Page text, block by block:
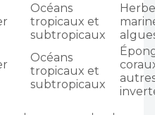
Océans
tropicaux et
subtropicaux
Océans
tropicaux et
subtropicaux